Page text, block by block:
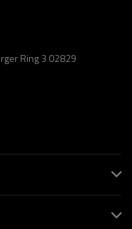
Ring 3 02829